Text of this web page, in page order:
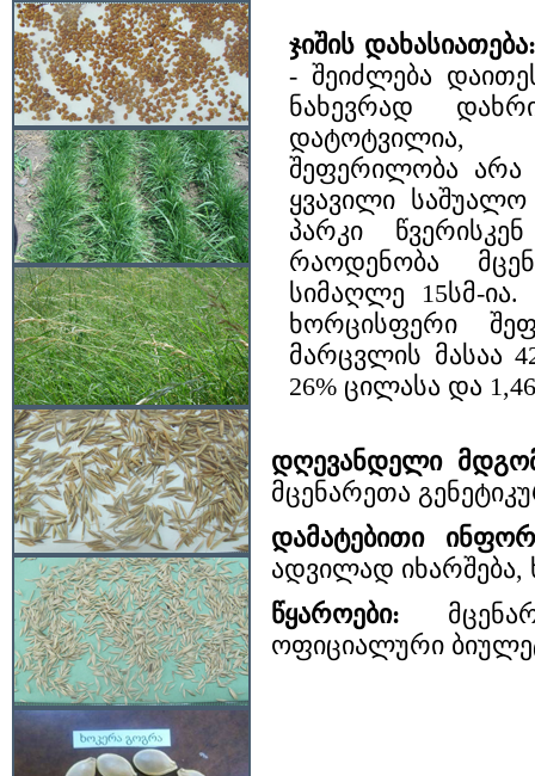
ჯიშის დახასიათება:
- შეიძლება
ნახევრად
დატოტვილია,
შეფერილობა
ყვავილი
პარკი
რაოდენობა
სიმაღლე 15სმ-
ხორცისფერი
მარცვლის მასაა
26% ცილასა და
დღევანდელი
მცენარეთა
დამატებითი
ადვილად იხარშება,
წყაროები:
ოფიციალური